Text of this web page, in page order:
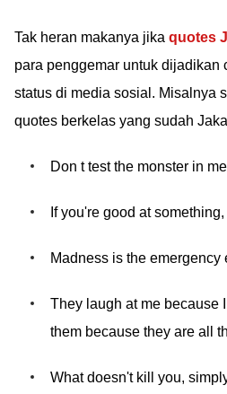
Tak heran makanya jika quotes
para penggemar untuk dijadikan
status di media sosial. Misalnya
quotes berkelas yang sudah
Don t test the monster in
If you're good at
Madness is the emergency
They laugh at me because
them because they are all
What doesn't kill you,